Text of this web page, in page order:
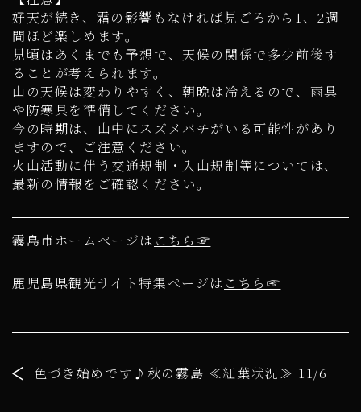
好天が続き、霜の影響もなければ見ごろから1、2週
間ほど楽しめます。
見頃はあくまでも予想で、天候の関係で多少前後す
ることが考えられます。
山の天候は変わりやすく、朝晩は冷えるので、雨具
や防寒具を準備してください。
今の時期は、山中にスズメバチがいる可能性があり
ますので、ご注意ください。
火山活動に伴う交通規制・入山規制等については、
最新の情報をご確認ください。
霧島市ホームぺージは こちら☞
鹿児島県観光サイト特集ページは こちら☞
色づき始めです♪秋の霧島 ≪紅葉状況≫ 11/6